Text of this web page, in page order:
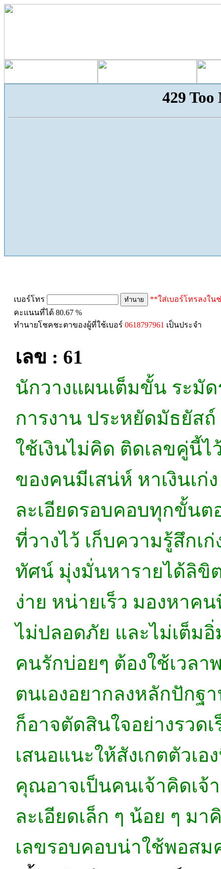
เบอร์โทร
**ใส่เบอร์โทรลงใ
คะแนนที่ได้ 80.67 %
ทำนายโชคชะตาของผู้ที่ใช้เบอร์ 0618797961 เป็นประจำ
เลข : 61
นักวางแผนเต็มขั้น ระมั
การงาน ประหยัดมัธยัส
ใช้เงินไม่คิด ติดเลขคู่นี้ไ
ของคนมีเสน่ห์ หาเงินเ
ละเอียดรอบคอบทุกขั้น
ที่วางไว้ เก็บความรู้สึกเ
ทัศน์ มุ่งมั่นหารายได้ลิขิ
ง่าย หน่ายเร็ว มองหาค
ไม่ปลอดภัย และไม่เต็ม
คนรักบ่อยๆ ต้องใช้เวล
ตนเองอยากลงหลักปักฐ
ก็อาจตัดสินใจอย่างรวด
เสนอแนะให้สังเกตตัวเ
คุณอาจเป็นคนเจ้าคิดเจ้
ละเอียดเล็ก ๆ น้อย ๆ ม
เลขรอบคอบน่าใช้พอสม